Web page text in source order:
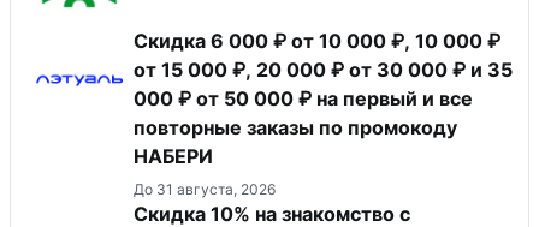
Скидка 6 000 ₽ от 10 000 ₽, 10 000 ₽
от 15 000 ₽, 20 000 ₽ от 30 000 ₽ и 35
000 ₽ от 50 000 ₽ на первый и все
повторные заказы по промокоду
НАБЕРИ
До 31 августа, 2026
Скидка 10% на знакомство с